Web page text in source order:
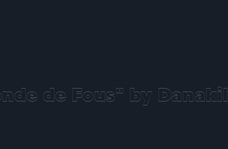
de Fous" by Danakil